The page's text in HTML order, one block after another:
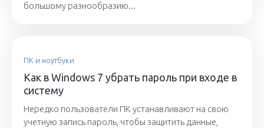
большому разнообразию...
ПК и ноутбуки
Как в Windows 7 убрать пароль при входе в
систему
Нередко пользователи ПК устанавливают на свою
учетную запись пароль, чтобы защитить данные,